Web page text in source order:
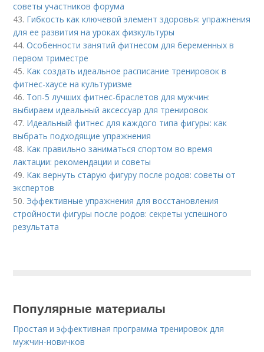
советы участников форума
43. Гибкость как ключевой элемент здоровья: упражнения
для ее развития на уроках физкультуры
44.Особенности занятий фитнесом для беременных в
первом триместре
45. Как создать идеальное расписание тренировок в
фитнес-хаусе на культуризме
46. Топ-5 лучших фитнес-браслетов для мужчин:
выбираем идеальный аксессуар для тренировок
47. Идеальный фитнес для каждого типа фигуры: как
выбрать подходящие упражнения
48. Как правильно заниматься спортом во время
лактации: рекомендации и советы
49. Как вернуть старую фигуру после родов: советы от
экспертов
50. Эффективные упражнения для восстановления
стройности фигуры после родов: секреты успешного
результата
Популярные материалы
Простая и эффективная программа тренировок для
мужчин-новичков